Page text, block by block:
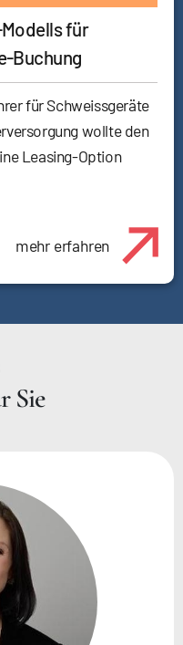
für
Buchung
für Schweissgeräte
wollte den
Leasing-Option
mehr erfahren
Sie